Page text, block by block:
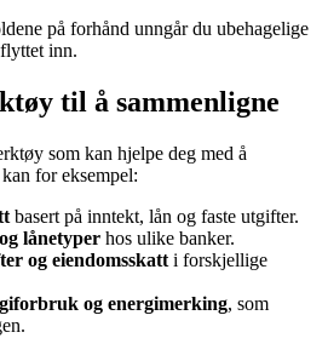
på forhånd unngår du ubehagelige
inn.
til å sammenligne
som kan hjelpe deg med å
for eksempel:
basert på inntekt, lån og faste utgifter.
lånetyper hos ulike banker.
og eiendomsskatt i forskjellige
og energimerking, som